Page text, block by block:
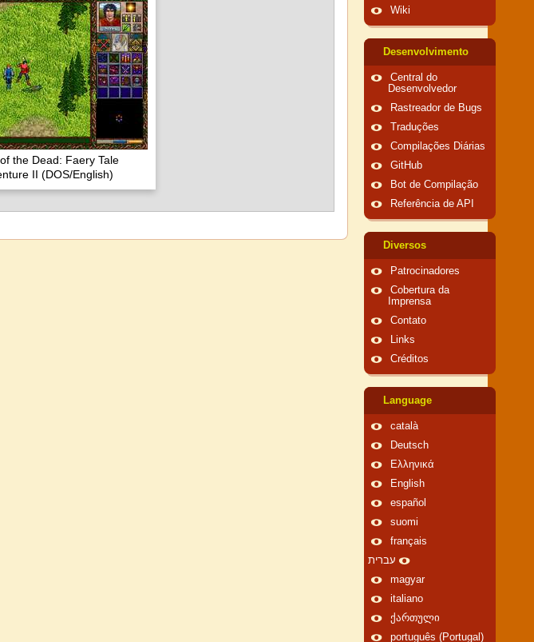
the Dead: Faery Tale
II (DOS/English)
Wiki
Desenvolvimento
Central do
Desenvolvedor
Rastreador de Bugs
Traduções
Compilações Diárias
GitHub
Bot de Compilação
Referência de API
Diversos
Patrocinadores
Cobertura da
Imprensa
Contato
Links
Créditos
Language
català
Deutsch
Ελληνικά
English
español
suomi
français
עברית
magyar
italiano
ქართული
português (Portugal)